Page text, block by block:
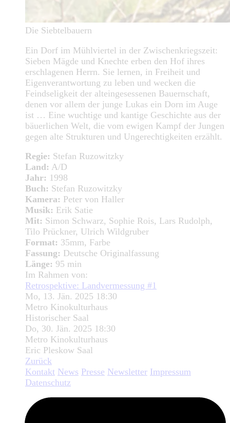
Die Siebtelbauern
Ein Dorf im Mühlviertel in der Zwischenkriegszeit:
Sieben Mägde und Knechte erben den Hof ihres
erschlagenen Herrn. Sie lernen, in Freiheit und
Eigenverantwortung zu leben und wecken die
Feindseligkeit der alteingesessenen Bauernschaft,
denen vor allem der junge Lukas ein Dorn im Auge
ist … Eine wuchtige und kantige Geschichte aus der
bäuerlichen Welt, die vom ewigen Kampf der Jungen
gegen alte Strukturen und Ungerechtigkeiten erzählt.
Regie: Stefan Ruzowitzky
Land: A/D
Jahr: 1998
Buch: Stefan Ruzowitzky
Kamera: Peter von Haller
Musik: Erik Satie
Mit: Simon Schwarz, Sophie Rois, Lars Rudolph,
Tilo Prückner, Ulrich Wildgruber
Format: 35mm, Farbe
Fassung: Deutsche Originalfassung
Länge: 95 min
Im Rahmen von:
Retrospektive: Landvermessung #1
Mo, 13. Jän. 2025 18:30
Metro Kinokulturhaus
Historischer Saal
Do, 30. Jän. 2025 18:30
Metro Kinokulturhaus
Eric Pleskow Saal
Zurück
Kontakt News Presse Newsletter Impressum
Datenschutz